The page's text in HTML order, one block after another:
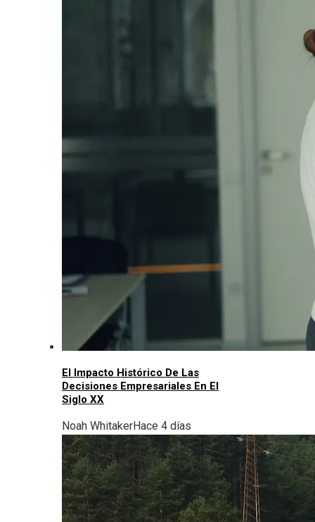
El Impacto Histórico De Las
Decisiones Empresariales En El
Siglo XX
Noah WhitakerHace 4 días